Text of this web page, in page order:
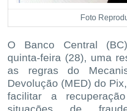
Foto
O Banco Central
quinta-feira (28), uma
as regras do
Devolução (MED) do
facilitar a